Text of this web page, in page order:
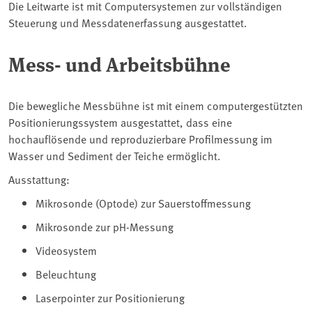
Die Leitwarte ist mit Computersystemen zur vollständigen
Steuerung und Messdatenerfassung ausgestattet.
Mess- und Arbeitsbühne
Die bewegliche Messbühne ist mit einem computergestützten
Positionierungssystem ausgestattet, dass eine
hochauflösende und reproduzierbare Profilmessung im
Wasser und Sediment der Teiche ermöglicht.
Ausstattung:
Mikrosonde (Optode) zur Sauerstoffmessung
Mikrosonde zur pH-Messung
Videosystem
Beleuchtung
Laserpointer zur Positionierung